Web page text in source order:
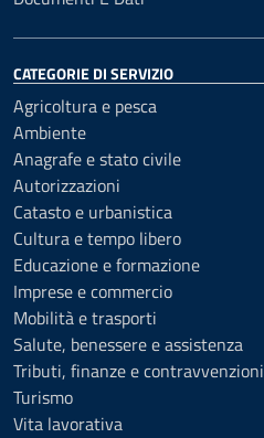
CATEGORIE DI SERVIZIO
Agricoltura e pesca
Ambiente
Anagrafe e stato civile
Autorizzazioni
Catasto e urbanistica
Cultura e tempo libero
Educazione e formazione
Imprese e commercio
Mobilità e trasporti
Salute, benessere e assistenza
Tributi, finanze e contravvenzioni
Turismo
Vita lavorativa